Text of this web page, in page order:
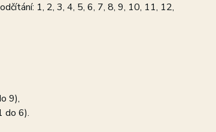
1, 2, 3, 4, 5, 6, 7, 8, 9, 10, 11, 12,
9),
do 6).